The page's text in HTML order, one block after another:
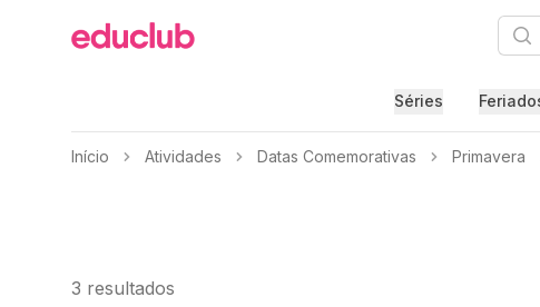
Educlub
Séries
Início Atividades Datas Comemorativas Primavera
3 resultados